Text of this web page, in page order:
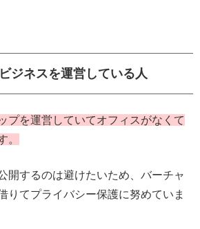
ジネスを運営している人
プを運営していてオフィスがなくて
。
開するのは避けたいため、バーチャ
りてプライバシー保護に努めていま